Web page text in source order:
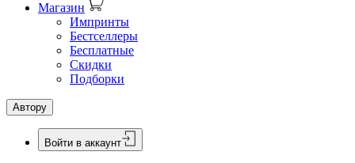
Магазин
Импринты
Бестселлеры
Бесплатные
Скидки
Подборки
Автору
Войти в аккаунт